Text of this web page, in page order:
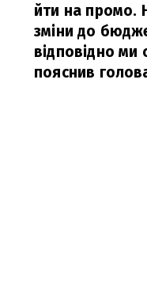
йти на промо.
зміни до
відповідно
пояснив